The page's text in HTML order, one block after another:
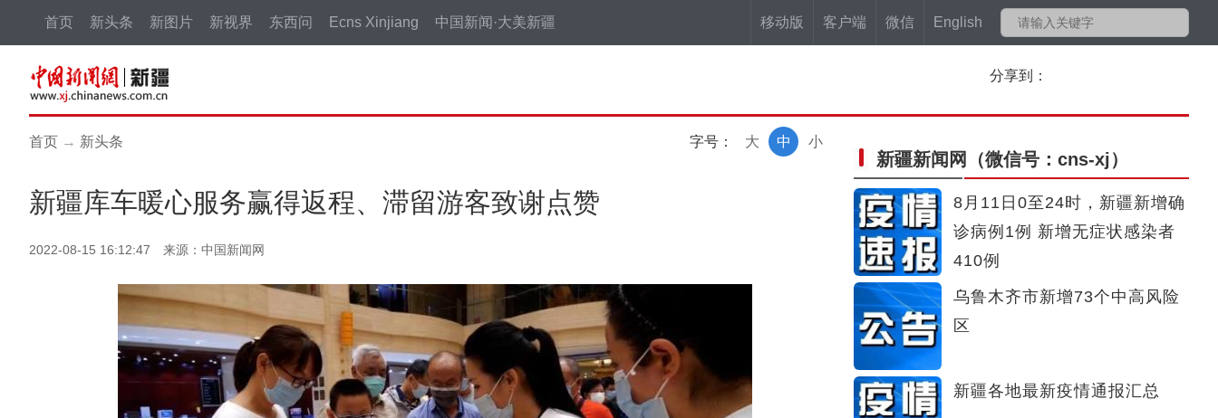
移动版 客户端 微信 English
首页 新头条 新图片 新视界 东西问 Ecns Xinjiang 中国新闻·大美新疆
分享到：
首页 → 新头条 字号： 小
中
大
新疆库车暖心服务赢得返程、滞留游客致谢点赞
2022-08-15 16:12:47 来源：中国新闻网
新疆新闻网 （微信号：cns-xj）
8月11日0至24时，新疆新增确
诊病例1例 新增无症状感染者
410例
乌鲁木齐市新增73个中高风险
区
新疆各地最新疫情通报汇总